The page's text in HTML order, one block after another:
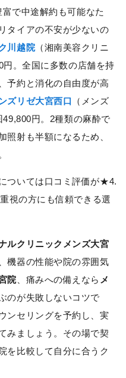
で中途解約も可能なた
タイアの不安が少ないの
川越院（湘南美容クリニ
。全国に多数の店舗を持
予約と消化の自由度が高
ズリゼ大宮西口
（メンズ
円。2種類の麻酔で
照射も半額になるため、
ついては口コミ評価が★4.
視の方にも信頼できる選
ルクリニックメンズ大宮
機器の性能や院の雰囲気
院、痛みへの備えなら メ
のが失敗しないコツで
ンセリングを予約し、実
みましょう。その場で契
を比較して自分に合うク